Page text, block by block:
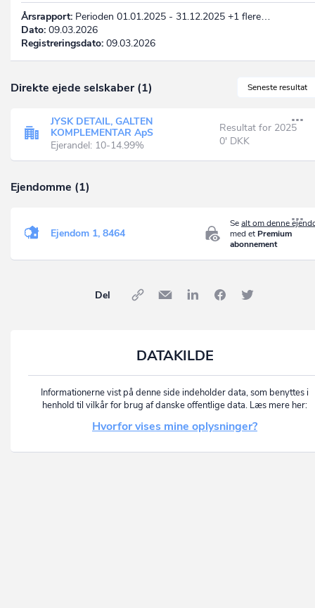
Årsrapport: Perioden 01.01.2025 - 31.12.2025 +1 flere…
Dato: 09.03.2026
Registreringsdato: 09.03.2026
Seneste resultat
Direkte ejede selskaber (1)
JYSK DETAIL, GALTEN
KOMPLEMENTAR ApS
Ejerandel: 10-14.99%
Resultat for 2025
0' DKK
Ejendomme (1)
Sealt om denne
med et Premium
abonnement
Ejendom 1, 8464
Del
DATAKILDE
Informationerne vist på denne side indeholder data, som benyttes i
henhold til vilkår for brug af danske offentlige data. Læs mere her:
Hvorfor vises mine oplysninger?